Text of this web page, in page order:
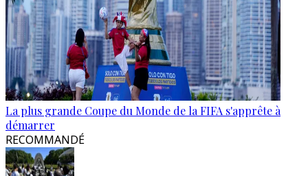
La plus grande Coupe du Monde de la FIFA s'apprête à
démarrer
RECOMMANDÉ